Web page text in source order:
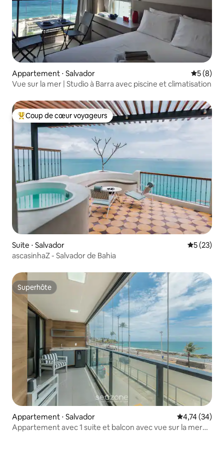
Appartement ⋅ Salvador
5 (8)
Vue sur la mer | Studio à Barra avec piscine et climatisation
Coups de cœur voyageurs les plus appréciés
Coup de cœur voyageurs
Suite ⋅ Salvador
5 (23)
ascasinhaZ - Salvador de Bahia
Superhôte
Superhôte
Appartement ⋅ Salvador Évaluation
4,74 (34)
Appartement avec 1 suite et balcon avec vue sur la mer